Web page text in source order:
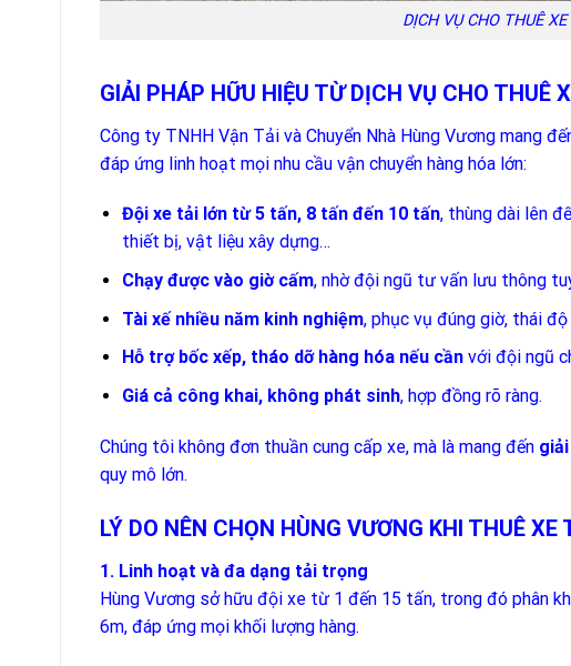
DỊCH VỤ CHO THUÊ
GIẢI PHÁP HỮU HIỆU TỪ DỊCH VỤ CHO THUÊ
Công ty TNHH Vận Tải và Chuyển Nhà Hùng Vương mang
đáp ứng linh hoạt mọi nhu cầu vận chuyển hàng hóa lớn:
Đội xe tải lớn từ 5 tấn, 8 tấn đến 10 tấn, thùng dài lên
thiết bị, vật liệu xây dựng…
Chạy được vào giờ cấm, nhờ đội ngũ tư vấn lưu thông
Tài xế nhiều năm kinh nghiệm, phục vụ đúng giờ, thái
Hỗ trợ bốc xếp, tháo dỡ hàng hóa nếu cần với đội ngũ
Giá cả công khai, không phát sinh, hợp đồng rõ ràng.
Chúng tôi không đơn thuần cung cấp xe, mà là mang đến
quy mô lớn.
LÝ DO NÊN CHỌN HÙNG VƯƠNG KHI THUÊ
1. Linh hoạt và đa dạng tải trọng
Hùng Vương sở hữu đội xe từ 1 đến 15 tấn, trong đó phân
6m, đáp ứng mọi khối lượng hàng.